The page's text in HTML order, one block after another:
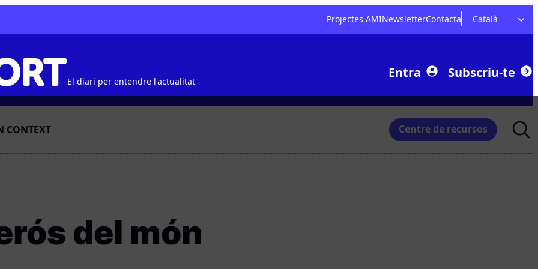
Projectes AMINewsletterContacta Català
El diari per entendre l'actualitat
Entra Subscriu-te
CONTEXT Centre de recursos
for:
del món